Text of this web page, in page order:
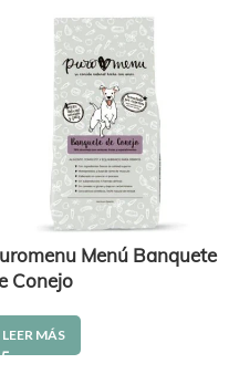
Menú Banquete
Conejo
LEER MÁS